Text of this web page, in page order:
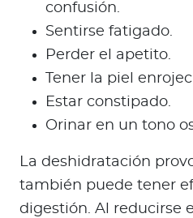
confusión.
Sentirse fatigado.
Perder el apetito.
Tener la piel
Estar constipado.
Orinar en un tono
La deshidratación
también puede tener
digestión. Al reducirse